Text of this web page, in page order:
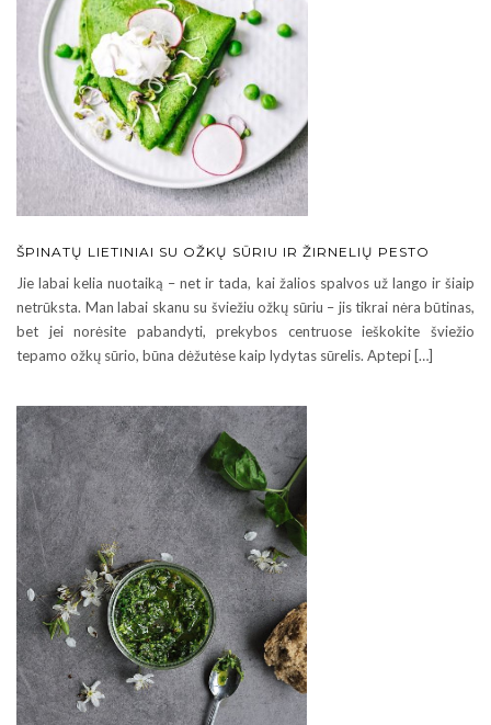
ŠPINATŲ LIETINIAI SU OŽKŲ SŪRIU IR ŽIRNELIŲ PESTO
Jie labai kelia nuotaiką – net ir tada, kai žalios spalvos už lango ir šiaip
netrūksta. Man labai skanu su šviežiu ožkų sūriu – jis tikrai nėra būtinas,
bet jei norėsite pabandyti, prekybos centruose ieškokite šviežio
tepamo ožkų sūrio, būna dėžutėse kaip lydytas sūrelis. Aptepi […]